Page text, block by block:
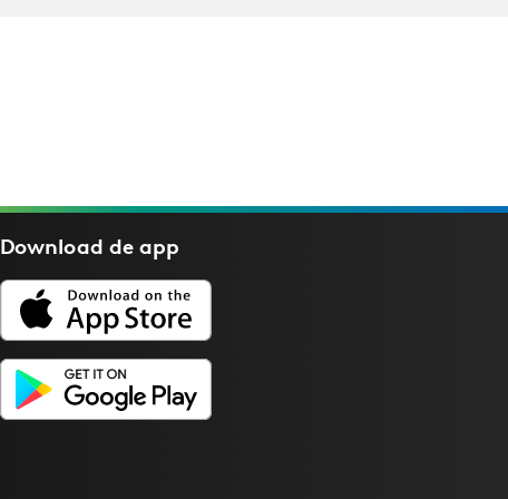
Download deapp